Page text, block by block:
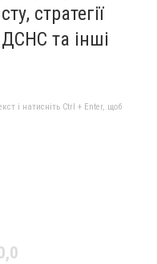
стратегії
та інші
і натисніть Ctrl + Enter, щоб